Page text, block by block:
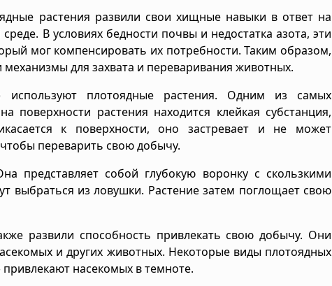
растения развили свои хищные навыки в ответ на
В условиях бедности почвы и недостатка азота, эти
мог компенсировать их потребности. Таким образом,
для захвата и переваривания животных.
используют плотоядные растения. Одним из самых
поверхности растения находится клейкая субстанция,
к поверхности, оно застревает и не может
переварить свою добычу.
представляет собой глубокую воронку с скользкими
выбраться из ловушки. Растение затем поглощает свою
развили способность привлекать свою добычу. Они
и других животных. Некоторые виды плотоядных
насекомых в темноте.